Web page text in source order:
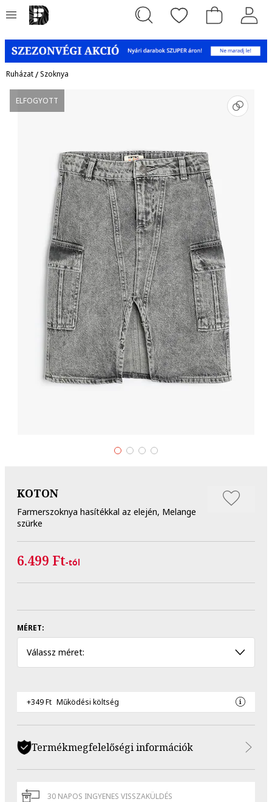
Ruházat/Szoknya
ELFOGYOTT
KOTON
Farmerszoknya hasítékkal az elején, Melange
szürke
6.499 Ft-tól
MÉRET:
Válassz méret:
+349 Ft Működési költség
Termékmegfelelőségi információk
30 NAPOS INGYENES VISSZAKÜLDÉS